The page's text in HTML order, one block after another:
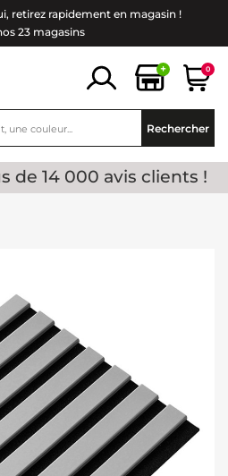
retirez rapidement en magasin !
23 magasins
+ 0
Rechercher
de 14 000 avis clients !